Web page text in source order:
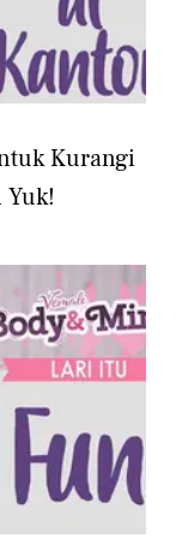
Kurangi
Yuk!